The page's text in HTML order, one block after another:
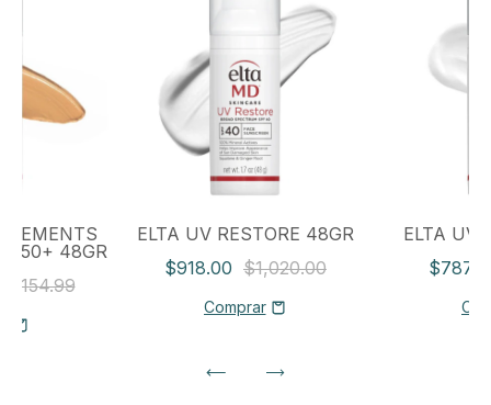
48GR
ELTA UV RESTORE 48GR
$918.00 $1,020.00
ELTA UV